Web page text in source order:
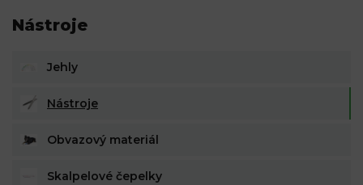
Nástroje
Jehly
Nástroje
Obvazový materiál
Skalpelové čepelky